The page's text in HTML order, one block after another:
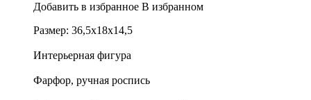
Добавить в избранное В избранном
Размер: 36,5х18х14,5
Интерьерная фигура
Фарфор, ручная роспись